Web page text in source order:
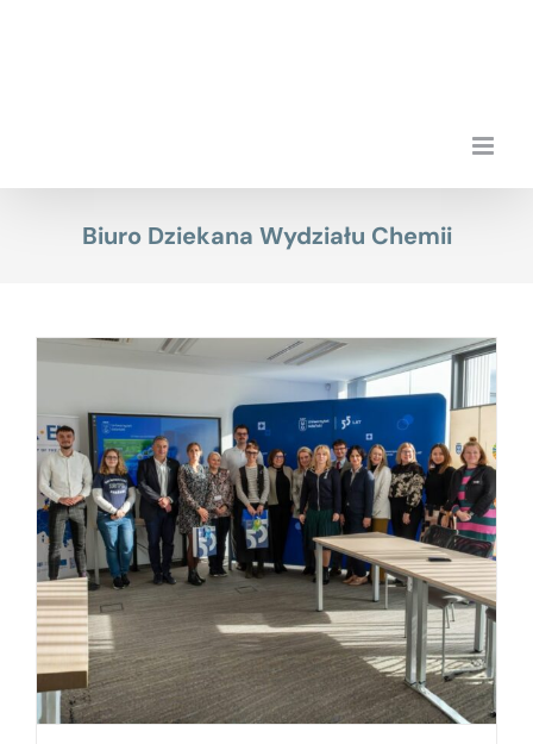
Biuro Dziekana Wydziału Chemii